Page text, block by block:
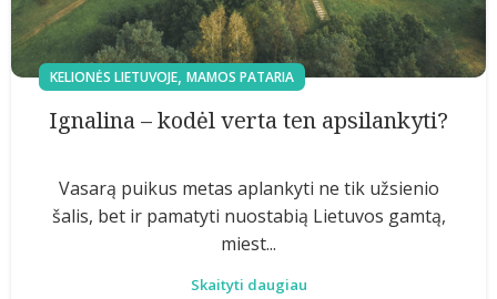
KELIONĖS LIETUVOJE, MAMOS PATARIA
Ignalina – kodėl verta ten apsilankyti?
Vasarą puikus metas aplankyti ne tik užsienio
šalis, bet ir pamatyti nuostabią Lietuvos gamtą,
miest...
Skaityti daugiau